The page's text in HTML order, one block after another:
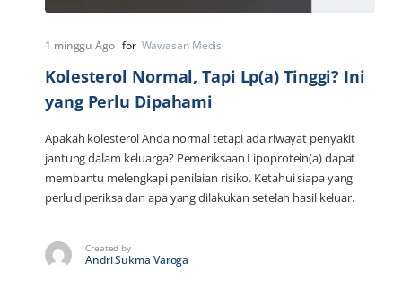
1 minggu Ago for Wawasan Medis
Kolesterol Normal, Tapi Lp(a) Tinggi? Ini
yang Perlu Dipahami
Apakah kolesterol Anda normal tetapi ada riwayat penyakit
jantung dalam keluarga? Pemeriksaan Lipoprotein(a) dapat
membantu melengkapi penilaian risiko. Ketahui siapa yang
perlu diperiksa dan apa yang dilakukan setelah hasil keluar.
Created by
Andri Sukma Varoga